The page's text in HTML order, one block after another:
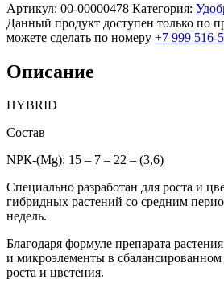
Артикул: 00-00000478 Категория:
Данный продукт доступен только по
можете сделать по номеру +7 999 516-
Описание
HYBRID
Состав
NРК-(Mg): 15 – 7 – 22 – (3,6)
Специально разработан для роста и
гибридных растений со средним
недель.
Благодаря формуле препарата
и микроэлементы в сбалансированном
роста и цветения.